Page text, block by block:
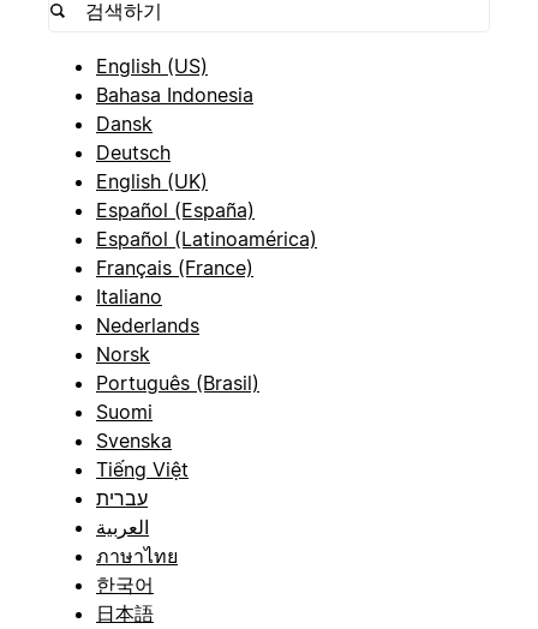
English (US)
Bahasa Indonesia
Dansk
Deutsch
English (UK)
Español (España)
Español (Latinoamérica)
Français (France)
Italiano
Nederlands
Norsk
Português (Brasil)
Suomi
Svenska
Tiếng Việt
עברית
العربية
ภาษาไทย
한국어
日本語